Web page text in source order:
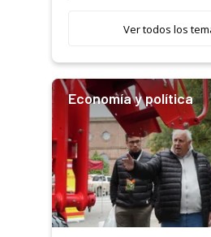
Ver todos los
Economía y política